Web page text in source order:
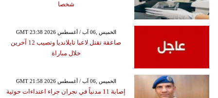
شخصا
GMT 23:38 2026 الخميس ,06 آب / أغسطس
صاعقة تقتل لاعبا تايلانديا وتصيب 12 آخرين
خلال مباراة
GMT 21:58 2026 الخميس ,06 آب / أغسطس
إصابة 11 مدنياً في نجران جراء اعتداءات حوثية